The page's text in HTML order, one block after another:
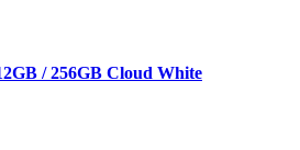
/ 256GB Cloud White